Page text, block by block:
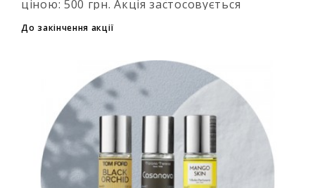
ціною: 500 грн. Акція застосовується
флаконів у кошик. Кількість товарів
обмежена..
До закінчення акції